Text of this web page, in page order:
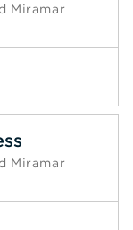
Miramar
Miramar